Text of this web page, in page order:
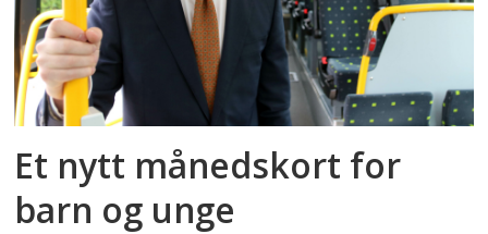
Et nytt månedskort for
barn og unge